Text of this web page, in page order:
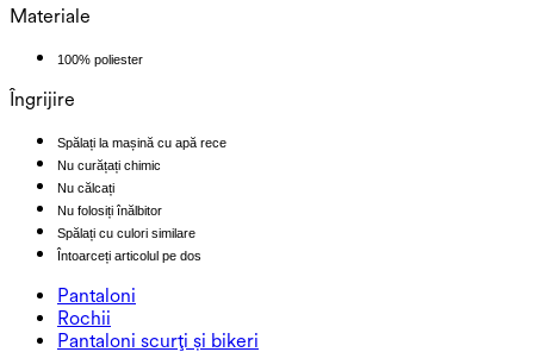
Materiale
100% poliester
Îngrijire
Spălați la mașină cu apă rece
Nu curățați chimic
Nu călcați
Nu folosiți înălbitor
Spălați cu culori similare
Întoarceți articolul pe dos
Pantaloni
Pantaloni
Joggere
Rochii
Rochii
Pantaloni scurți și bikeri